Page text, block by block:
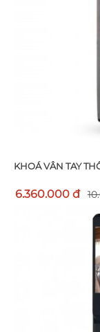
KHOÁ VÂN TAY
6.360.000 đ